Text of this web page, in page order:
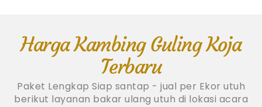
Harga Kambing Guling Koja
Terbaru
Paket Lengkap Siap santap - jual per Ekor utuh
berikut layanan bakar ulang utuh di lokasi acara